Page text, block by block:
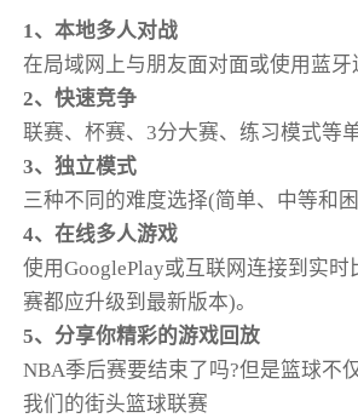
1、本地多人对战
在局域网上与朋友面对面或使用蓝牙
2、快速竞争
联赛、杯赛、3分大赛、练习模式等
3、独立模式
三种不同的难度选择(简单、中等和
4、在线多人游戏
使用GooglePlay或互联网连接到实时
赛都应升级到最新版本)。
5、分享你精彩的游戏回放
NBA季后赛要结束了吗?但是篮球不
我们的街头篮球联赛